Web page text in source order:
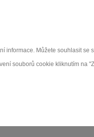
informace. Můžete souhlasit se
souborů cookie kliknutím na